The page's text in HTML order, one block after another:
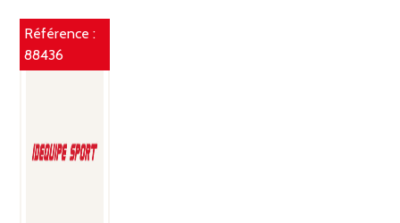
Référence :
88436